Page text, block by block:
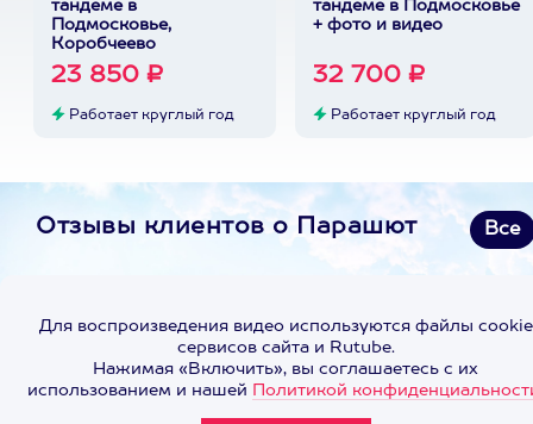
тандеме в
Подмосковье,
Коробчеево
23 850 ₽
Работает круглый год
тандеме в Подмосковье
+ фото и видео
32 700 ₽
Работает круглый год
Отзывы клиентов о Парашют Все
Для воспроизведения видео используются файлы cookie
сервисов сайта и Rutube.
Нажимая «Включить», вы соглашаетесь с их
использованием и нашей Политикой